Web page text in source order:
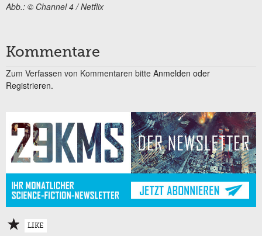
Abb.: © Channel 4 / Netflix
Kommentare
Zum Verfassen von Kommentaren bitte Anmelden oder
Registrieren.
LIKE